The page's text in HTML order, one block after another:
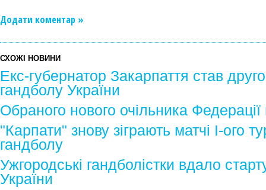
Додати коментар »
СХОЖІ НОВИНИ
Екс-губернатор Закарпаття став
гандболу України
Обраного нового очільника
"Карпати" знову зіграють матчі І-ого
гандболу
Ужгородські гандболістки вдало
України